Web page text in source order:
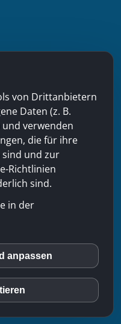
5200 Brugg - Tel:
-Datenschutzerklärung
von Drittanbietern
Daten (z. B.
und verwenden
die für ihre
und zur
Richtlinien
sind.
in der
anpassen